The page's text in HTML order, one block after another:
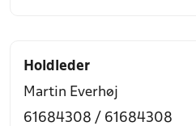
Holdleder
Martin Everhøj
61684308 / 61684308